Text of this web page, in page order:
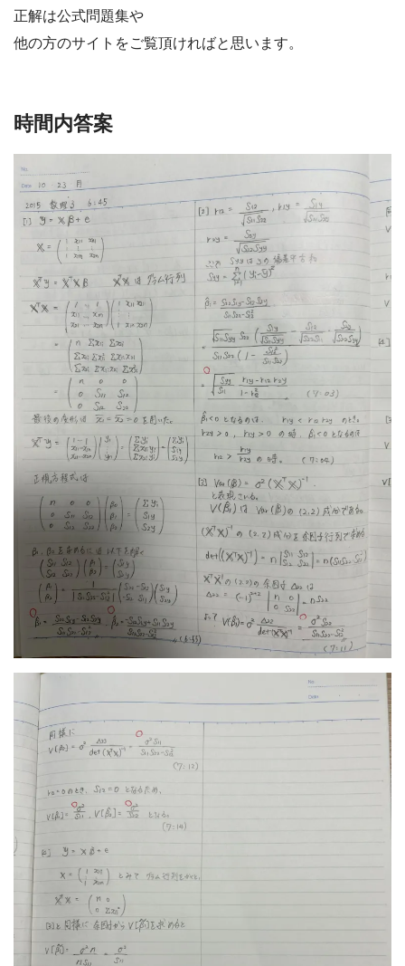
正解は公式問題集や
他の方のサイトをご覧頂ければと思います。
時間内答案